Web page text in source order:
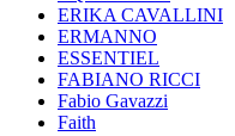
ERIKA CAVALLINI
ERMANNO
ESSENTIEL
FABIANO RICCI
Fabio Gavazzi
Faith